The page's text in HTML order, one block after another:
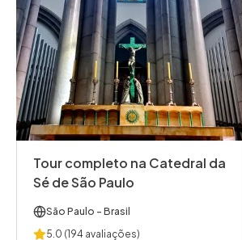
Tour completo na Catedral da
Sé de São Paulo
São Paulo - Brasil
5.0 (194 avaliações)